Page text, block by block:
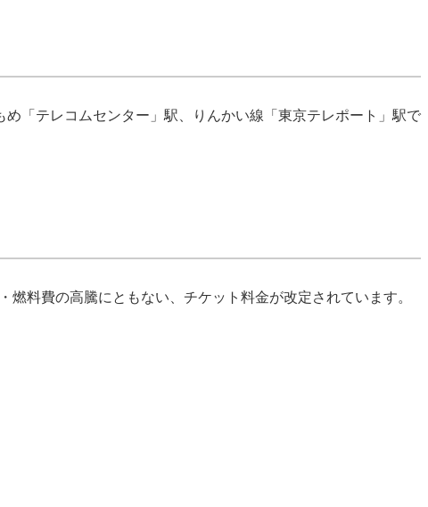
「テレコムセンター」駅、りんかい線「東京テレポート」駅で
料費の高騰にともない、チケット料金が改定されています。